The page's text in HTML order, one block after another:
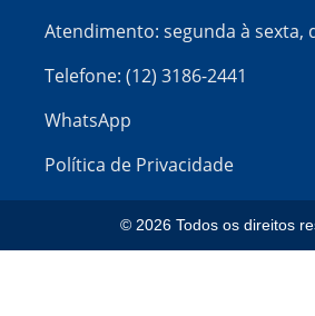
Atendimento: segunda à sexta,
Telefone: (12) 3186-2441
WhatsApp
Política de Privacidade
© 2026 Todos os direitos